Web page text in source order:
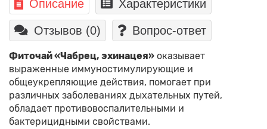
Описание Характеристики
Отзывов (0) Вопрос-ответ
Фиточай «Чабрец, эхинацея» оказывает
выраженные иммуностимулирующие и
общеукрепляющие действия, помогает при
различных заболеваниях дыхательных путей,
обладает противовоспалительными и
бактерицидными свойствами.